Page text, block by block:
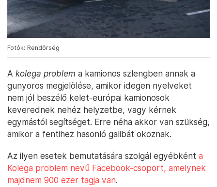
Fotók: Rendőrség
A kolega problem a kamionos szlengben annak a
gunyoros megjelölése, amikor idegen nyelveket
nem jól beszélő kelet-európai kamionosok
keverednek nehéz helyzetbe, vagy kérnek
egymástól segítséget. Erre néha akkor van szükség,
amikor a fentihez hasonló galibát okoznak.
Az ilyen esetek bemutatására szolgál egyébként a
Kolega problem nevű Facebook-csoport, amelynek
majdnem 900 ezer tagja van.